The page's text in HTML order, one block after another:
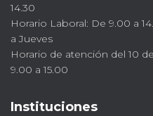
14.30
Horario Laboral: De 9.00 a
a Jueves
Horario de atención del 10
9.00 a 15.00
Instituciones